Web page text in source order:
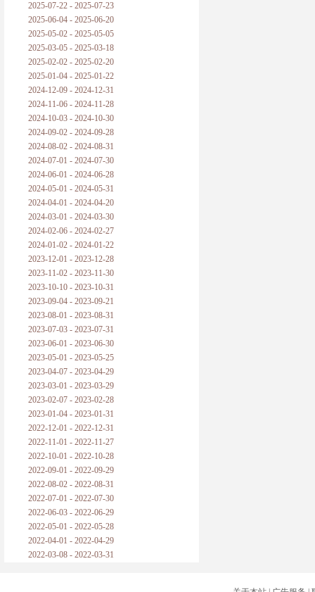
2025-07-22 - 2025-07-23
2025-06-04 - 2025-06-20
2025-05-02 - 2025-05-05
2025-03-05 - 2025-03-18
2025-02-02 - 2025-02-20
2025-01-04 - 2025-01-22
2024-12-09 - 2024-12-31
2024-11-06 - 2024-11-28
2024-10-03 - 2024-10-30
2024-09-02 - 2024-09-28
2024-08-02 - 2024-08-31
2024-07-01 - 2024-07-30
2024-06-01 - 2024-06-28
2024-05-01 - 2024-05-31
2024-04-01 - 2024-04-20
2024-03-01 - 2024-03-30
2024-02-06 - 2024-02-27
2024-01-02 - 2024-01-22
2023-12-01 - 2023-12-28
2023-11-02 - 2023-11-30
2023-10-10 - 2023-10-31
2023-09-04 - 2023-09-21
2023-08-01 - 2023-08-31
2023-07-03 - 2023-07-31
2023-06-01 - 2023-06-30
2023-05-01 - 2023-05-25
2023-04-07 - 2023-04-29
2023-03-01 - 2023-03-29
2023-02-07 - 2023-02-28
2023-01-04 - 2023-01-31
2022-12-01 - 2022-12-31
2022-11-01 - 2022-11-27
2022-10-01 - 2022-10-28
2022-09-01 - 2022-09-29
2022-08-02 - 2022-08-31
2022-07-01 - 2022-07-30
2022-06-03 - 2022-06-29
2022-05-01 - 2022-05-28
2022-04-01 - 2022-04-29
2022-03-08 - 2022-03-31